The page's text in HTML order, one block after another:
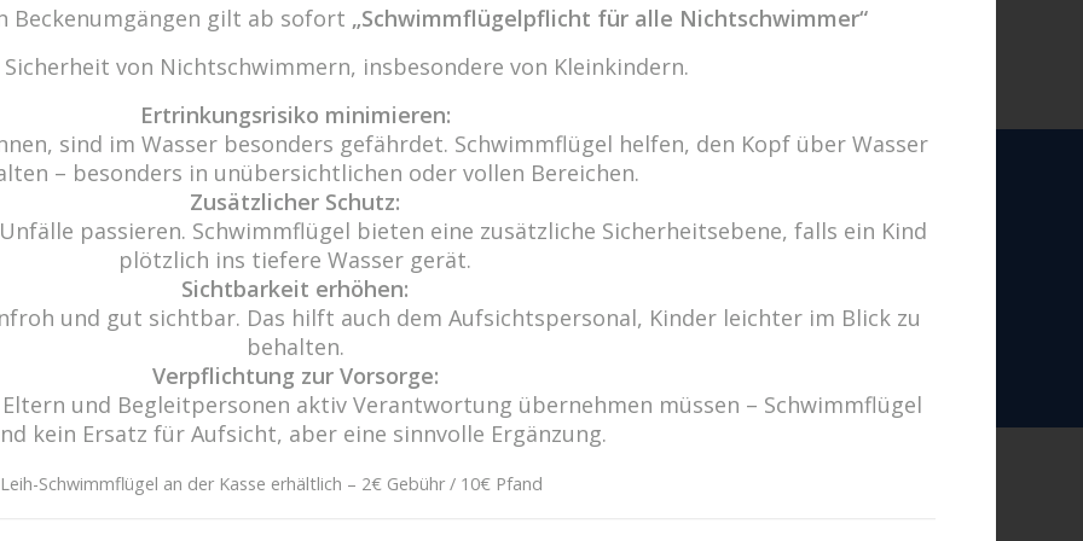
Wir freuen uns auf Sie!
Haben Sie Fragen? Wir kümmern uns drum!
aus Wasser ist alles, und ins Wasser kehrt alles zurück.“ (Thales von
Beckenumgängen gilt ab sofort „Schwimmflügelpflicht für alle Nichtschwimmer“
von Nichtschwimmern, insbesondere von Kleinkindern.
Ertrinkungsrisiko minimieren:
sind im Wasser besonders gefährdet. Schwimmflügel helfen, den Kopf über Wasser
– besonders in unübersichtlichen oder vollen Bereichen.
Zusätzlicher Schutz:
passieren. Schwimmflügel bieten eine zusätzliche Sicherheitsebene, falls ein Kind
plötzlich ins tiefere Wasser gerät.
Sichtbarkeit erhöhen:
und gut sichtbar. Das hilft auch dem Aufsichtspersonal, Kinder leichter im Blick zu
behalten.
Verpflichtung zur Vorsorge:
und Begleitpersonen aktiv Verantwortung übernehmen müssen – Schwimmflügel
kein Ersatz für Aufsicht, aber eine sinnvolle Ergänzung.
Leih-Schwimmflügel an der Kasse erhältlich – 2€ Gebühr / 10€ Pfand